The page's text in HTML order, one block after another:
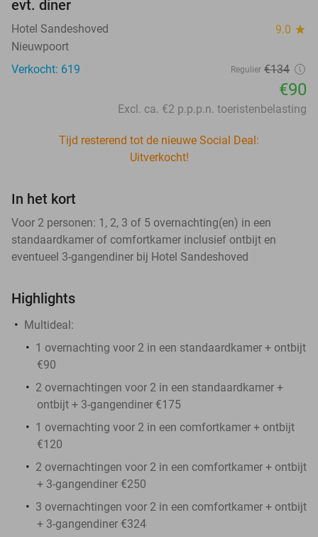
evt. diner
Hotel Sandeshoved 9.0 star
Nieuwpoort
Verkocht: 619
Regulier €134
€90
Excl. ca. €2 p.p.p.n. toeristenbelasting
Tijd resterend tot de nieuwe Social Deal:
Uitverkocht!
In het kort
Voor 2 personen: 1, 2, 3 of 5 overnachting(en) in een
standaardkamer of comfortkamer inclusief ontbijt en
eventueel 3-gangendiner bij Hotel Sandeshoved
Highlights
Multideal:
1 overnachting voor 2 in een standaardkamer + ontbijt
€90
2 overnachtingen voor 2 in een standaardkamer +
ontbijt + 3-gangendiner €175
1 overnachting voor 2 in een comfortkamer + ontbijt
€120
2 overnachtingen voor 2 in een comfortkamer + ontbijt
+ 3-gangendiner €250
3 overnachtingen voor 2 in een comfortkamer + ontbijt
+ 3-gangendiner €324